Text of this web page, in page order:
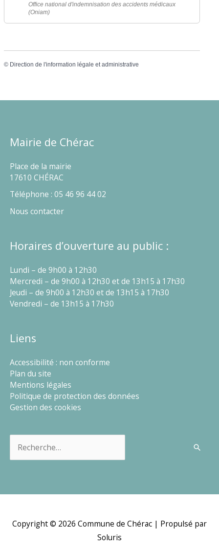
Office national d'indemnisation des accidents médicaux
(Oniam)
© Direction de l'information légale et administrative
Mairie de Chérac
Place de la mairie
17610 CHÉRAC
Téléphone : 05 46 96 44 02
Nous contacter
Horaires d’ouverture au public :
Lundi – de 9h00 à 12h30
Mercredi – de 9h00 à 12h30 et de 13h15 à 17h30
Jeudi – de 9h00 à 12h30 et de 13h15 à 17h30
Vendredi – de 13h15 à 17h30
Liens
Accessibilité : non conforme
Plan du site
Mentions légales
Politique de protection des données
Gestion des cookies
Copyright © 2026 Commune de Chérac | Propulsé par
Soluris